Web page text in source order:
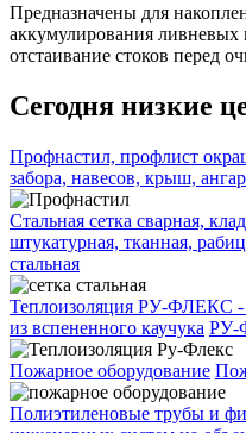
Предназначены для
аккумулирования
отстаивание стоков перед
Сегодня низкие
Профнастил, профлист
забора, навесов, крыш,
Стальная сетка сварная,
штукатурная, тканная,
стальная
Теплоизоляция РУ-ФЛЕКС -
из вспененного каучука РУ-
Пожарное оборудование
Полиэтиленовые трубы и